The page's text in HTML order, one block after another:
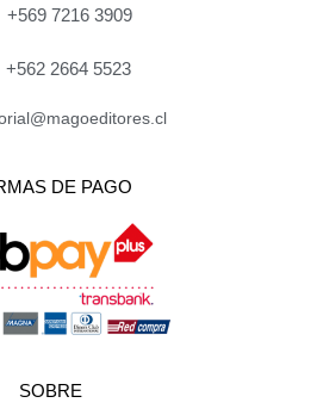
+569 7216 3909
+562 2664 5523
DE PAGO
SOBRE